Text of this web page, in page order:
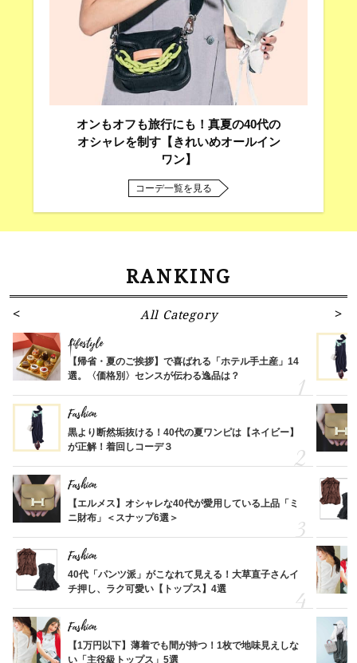
オンもオフも旅行にも！真夏の40代の
オシャレを制す【きれいめオールイン
ワン】
コーデ一覧を見る
RANKING
All Category
Lifestyle
【帰省・夏のご挨拶】で喜ばれる「ホテル手土産」14
選。〈価格別〉センスが伝わる逸品は？
Fashion
黒より断然垢抜ける！40代の夏ワンピは【ネイビー】
が正解！着回しコーデ３
Fashion
【エルメス】オシャレな40代が愛用している上品「ミ
ニ財布」＜スナップ6選＞
Fashion
40代「パンツ派」がこなれて見える！大草直子さんイ
チ押し、ラク可愛い【トップス】4選
Fashion
【1万円以下】薄着でも間が持つ！1枚で地味見えしな
い「主役級トップス」5選